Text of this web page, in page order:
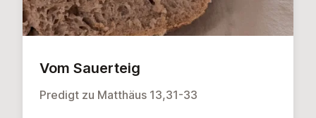
Vom Sauerteig
Predigt zu Matthäus 13,31-33